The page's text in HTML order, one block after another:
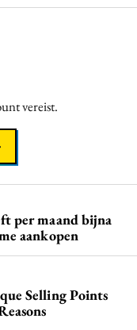
vereist.
per maand bijna
aankopen
Selling Points